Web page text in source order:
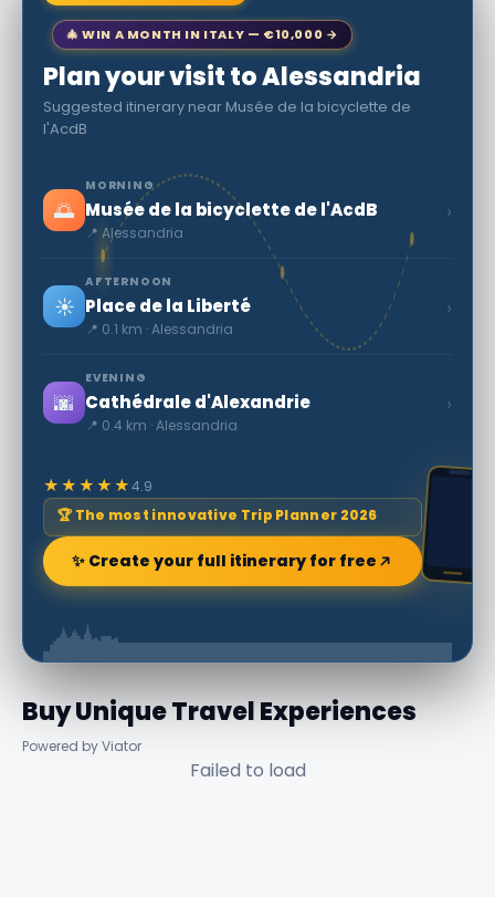
🎄 WIN A MONTH IN ITALY — €10,000 →
Plan your visit to Alessandria
Suggested itinerary near Musée de la bicyclette de
l'AcdB
🌅
MORNING
Musée de la bicyclette de l'AcdB
📍 Alessandria
›
☀️
AFTERNOON
Place de la Liberté
📍 0.1 km · Alessandria
›
🌆
EVENING
Cathédrale d'Alexandrie
📍 0.4 km · Alessandria
›
★★★★★4.9
🏆 The most innovative Trip Planner 2026
✨ Create your full itinerary for free
Buy Unique Travel Experiences
Powered by Viator
Failed to load